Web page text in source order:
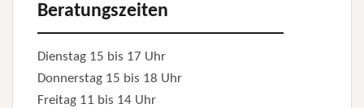
Beratungszeiten
Dienstag 15 bis 17 Uhr
Donnerstag 15 bis 18 Uhr
Freitag 11 bis 14 Uhr